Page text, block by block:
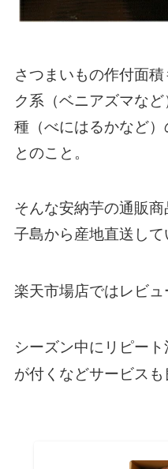
さつまいもの作付面
ク系（ベニアズマな
種（べにはるかなど
とのこと。
そんな安納芋の通販
子島から産地直送して
楽天市場店ではレビ
シーズン中にリピート
が付くなどサービスも